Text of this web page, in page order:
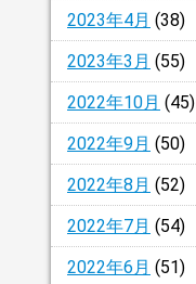
2023年4月 (38)
2023年3月 (55)
2022年10月 (45)
2022年9月 (50)
2022年8月 (52)
2022年7月 (54)
2022年6月 (51)